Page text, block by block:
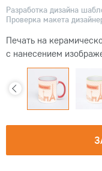
Разработка дизайна
Проверка макета
Печать на
с нанесением